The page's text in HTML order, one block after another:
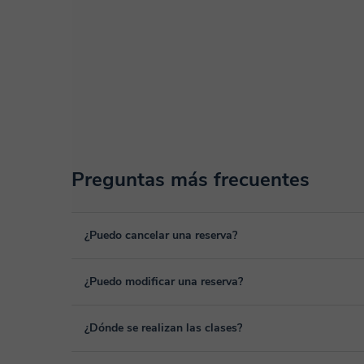
Preguntas más frecuentes
¿Puedo cancelar una reserva?
Sí, puedes cancelar una reserva hasta un máximo de 8
¿Puedo modificar una reserva?
Sí, siempre puede surgir algún imprevisto, por lo que
¿Dónde se realizan las clases?